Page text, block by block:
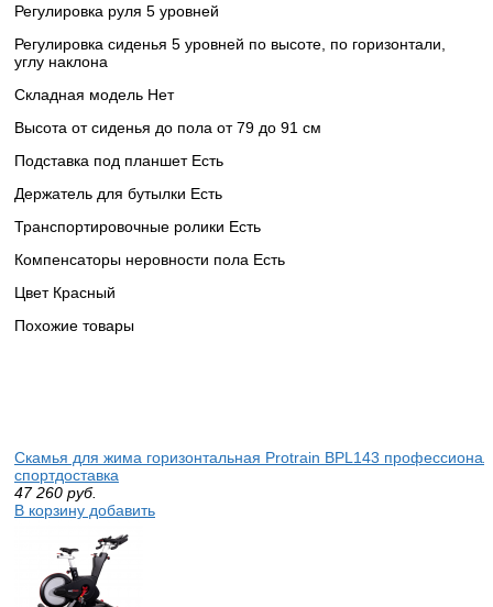
Регулировка руля 5 уровней
Регулировка сиденья 5 уровней по высоте, по горизонтали,
углу наклона
Складная модель Нет
Высота от сиденья до пола от 79 до 91 см
Подставка под планшет Есть
Держатель для бутылки Есть
Транспортировочные ролики Есть
Компенсаторы неровности пола Есть
Цвет Красный
Похожие товары
Скамья для жима горизонтальная Protrain BPL143
спортдоставка
47 260 руб.
В корзину добавить